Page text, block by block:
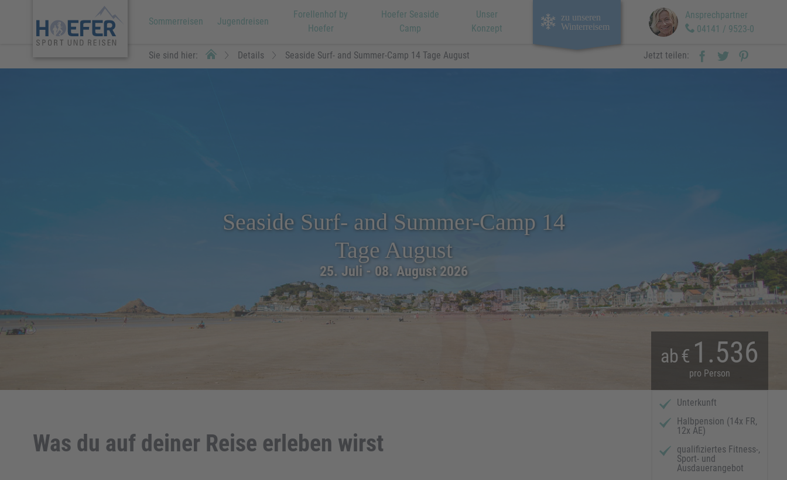
Sommerreisen Jugendreisen
Forellenhof by
Hoefer
Hoefer Seaside
Camp
Unser
Konzept
zu unseren
Winterreisem
Ansprechpartner
04141 / 9523-0
Sie sind hier: Details Seaside Surf- and Summer-Camp 14 Tage August Jetzt teilen:
Seaside Surf- and Summer-Camp 14
Tage August
25. Juli - 08. August 2026
ab€ 1.536
pro Person
Unterkunft
Halbpension (14x FR,
12x AE)
qualifiziertes Fitness-,
Sport- und
Ausdauerangebot
Was du auf deiner Reise erleben wirst